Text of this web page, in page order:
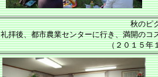
秋のピ
礼拝後、都市農業センターに行き、満開の
（２０１５年